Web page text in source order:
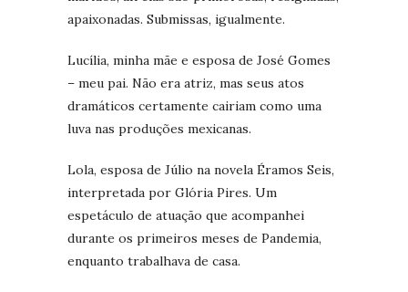
apaixonadas. Submissas, igualmente.
Lucília, minha mãe e esposa de José Gomes
– meu pai. Não era atriz, mas seus atos
dramáticos certamente cairiam como uma
luva nas produções mexicanas.
Lola, esposa de Júlio na novela Éramos Seis,
interpretada por Glória Pires. Um
espetáculo de atuação que acompanhei
durante os primeiros meses de Pandemia,
enquanto trabalhava de casa.